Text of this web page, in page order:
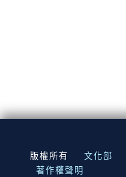
:::
版權所有 文化部
著作權聲明